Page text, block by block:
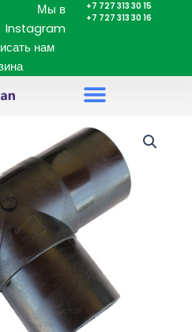
Мы в
Instagram
нам
+7 727 313 30 15
+7 727 313 30 16